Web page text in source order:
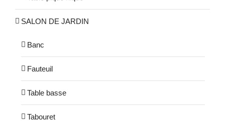
SALON DE JARDIN
Banc
Fauteuil
Table basse
Tabouret